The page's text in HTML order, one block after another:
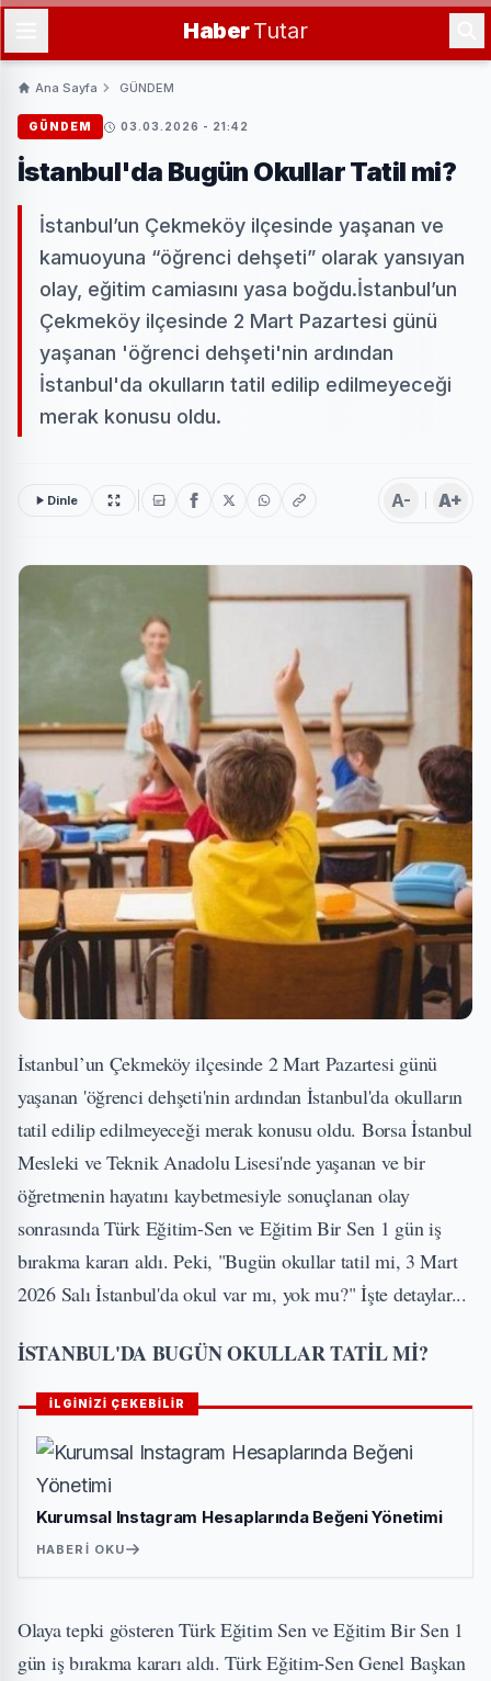
HaberTutar
Ana Sayfa GÜNDEM
GÜNDEM 03.03.2026 - 21:42
İstanbul'da Bugün Okullar Tatil mi?
İstanbul’un Çekmeköy ilçesinde yaşanan ve
kamuoyuna “öğrenci dehşeti” olarak yansıyan
olay, eğitim camiasını yasa boğdu.İstanbul’un
Çekmeköy ilçesinde 2 Mart Pazartesi günü
yaşanan 'öğrenci dehşeti'nin ardından
İstanbul'da okulların tatil edilip edilmeyeceği
merak konusu oldu.
Dinle A- A+
İstanbul’un Çekmeköy ilçesinde 2 Mart Pazartesi günü
yaşanan 'öğrenci dehşeti'nin ardından İstanbul'da okulların
tatil edilip edilmeyeceği merak konusu oldu. Borsa İstanbul
Mesleki ve Teknik Anadolu Lisesi'nde yaşanan ve bir
öğretmenin hayatını kaybetmesiyle sonuçlanan olay
sonrasında Türk Eğitim-Sen ve Eğitim Bir Sen 1 gün iş
bırakma kararı aldı. Peki, "Bugün okullar tatil mi, 3 Mart
2026 Salı İstanbul'da okul var mı, yok mu?" İşte detaylar...
İSTANBUL'DA BUGÜN OKULLAR TATİL Mİ?
İLGİNİZİ ÇEKEBİLİR
Kurumsal Instagram Hesaplarında Beğeni Yönetimi
HABERI OKU
Olaya tepki gösteren Türk Eğitim Sen ve Eğitim Bir Sen 1
gün iş bırakma kararı aldı. Türk Eğitim-Sen Genel Başkan